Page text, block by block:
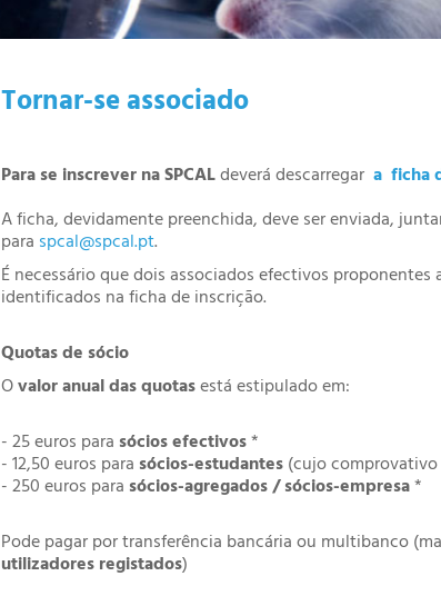
Tornar-se associado
Para se inscrever na SPCALdeverá descarregar a ficha
A ficha, devidamente preenchida, deve ser enviada,
para spcal@spcal.pt.
É necessário que dois associados efectivos
identificados na ficha de inscrição.
Quotas de sócio
Ovalor anual das quotasestá estipulado em:
- 25 euros para sócios efectivos*
- 12,50 euros para sócios-estudantes(cujo
- 250 euros para sócios-agregados / sócios-empresa*
Pode pagar por transferência bancária ou multibanco
utilizadores registados)